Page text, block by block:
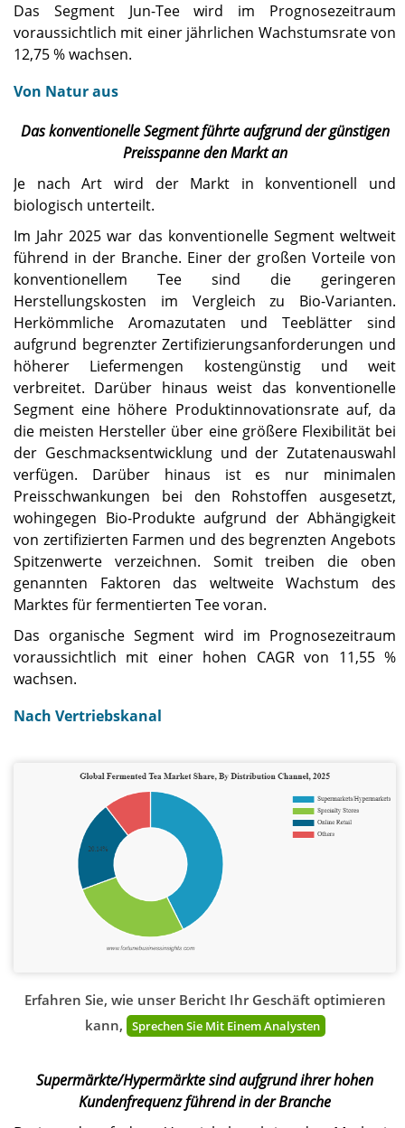
Das Segment Jun-Tee wird im Prognosezeitraum
voraussichtlich mit einer jährlichen Wachstumsrate von
12,75 % wachsen.
Von Natur aus
Das konventionelle Segment führte aufgrund der günstigen
Preisspanne den Markt an
Je nach Art wird der Markt in konventionell und
biologisch unterteilt.
Im Jahr 2025 war das konventionelle Segment weltweit
führend in der Branche. Einer der großen Vorteile von
konventionellem Tee sind die geringeren
Herstellungskosten im Vergleich zu Bio-Varianten.
Herkömmliche Aromazutaten und Teeblätter sind
aufgrund begrenzter Zertifizierungsanforderungen und
höherer Liefermengen kostengünstig und weit
verbreitet. Darüber hinaus weist das konventionelle
Segment eine höhere Produktinnovationsrate auf, da
die meisten Hersteller über eine größere Flexibilität bei
der Geschmacksentwicklung und der Zutatenauswahl
verfügen. Darüber hinaus ist es nur minimalen
Preisschwankungen bei den Rohstoffen ausgesetzt,
wohingegen Bio-Produkte aufgrund der Abhängigkeit
von zertifizierten Farmen und des begrenzten Angebots
Spitzenwerte verzeichnen. Somit treiben die oben
genannten Faktoren das weltweite Wachstum des
Marktes für fermentierten Tee voran.
Das organische Segment wird im Prognosezeitraum
voraussichtlich mit einer hohen CAGR von 11,55 %
wachsen.
Nach Vertriebskanal
Erfahren Sie, wie unser Bericht Ihr Geschäft optimieren
kann,
Sprechen Sie Mit Einem Analysten
Supermärkte/Hypermärkte sind aufgrund ihrer hohen
Kundenfrequenz führend in der Branche